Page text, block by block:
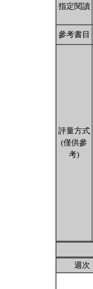
指定閱讀
參考書目
評量方式
(僅供參
考)
週次